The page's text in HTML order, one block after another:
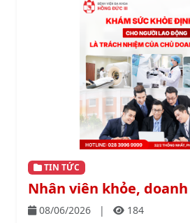
TIN TỨC
Nhân viên khỏe,
08/06/2026 | 184